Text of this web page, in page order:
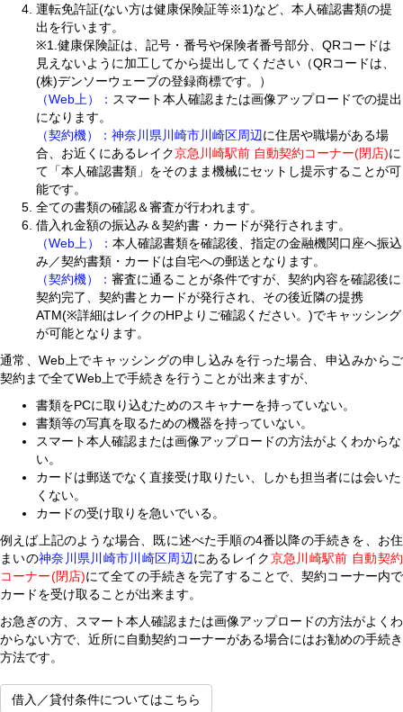
運転免許証(ない方は健康保険証等※1)など、本人確認書類の提
出を行います。
※1.健康保険証は、記号・番号や保険者番号部分、QRコードは
見えないように加工してから提出してください（QRコードは、
(株)デンソーウェーブの登録商標です。）
（Web上）： スマート本人確認または画像アップロードでの提出
になります。
（契約機）： 神奈川県川崎市川崎区周辺に住居や職場がある場
合、お近くにあるレイク京急川崎駅前 自動契約コーナー(閉店)に
て「本人確認書類」をそのまま機械にセットし提示することが可
能です。
全ての書類の確認＆審査が行われます。
借入れ金額の振込み＆契約書・カードが発行されます。
（Web上）： 本人確認書類を確認後、指定の金融機関口座へ振込
み／契約書類・カードは自宅への郵送となります。
（契約機）： 審査に通ることが条件ですが、契約内容を確認後に
契約完了、契約書とカードが発行され、その後近隣の提携
ATM(※詳細はレイクのHPよりご確認ください。)でキャッシング
が可能となります。
通常、Web上でキャッシングの申し込みを行った場合、申込みからご
契約まで全てWeb上で手続きを行うことが出来ますが、
書類をPCに取り込むためのスキャナーを持っていない。
書類等の写真を取るための機器を持っていない。
スマート本人確認または画像アップロードの方法がよくわからな
い。
カードは郵送でなく直接受け取りたい、しかも担当者には会いた
くない。
カードの受け取りを急いでいる。
例えば上記のような場合、既に述べた手順の4番以降の手続きを、お住
まいの神奈川県川崎市川崎区周辺にあるレイク京急川崎駅前 自動契約
コーナー(閉店)にて全ての手続きを完了することで、契約コーナー内で
カードを受け取ることが出来ます。
お急ぎの方、スマート本人確認または画像アップロードの方法がよくわ
からない方で、近所に自動契約コーナーがある場合にはお勧めの手続き
方法です。
借入／貸付条件についてはこちら